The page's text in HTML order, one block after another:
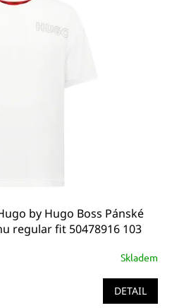
by Hugo Boss Pánské
regular fit 50478916 103
Skladem
DETAIL